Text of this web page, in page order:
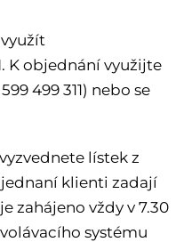
K objednání využijte
499 311) nebo se
lístek z
klienti zadají
zahájeno vždy v 7.30
systému